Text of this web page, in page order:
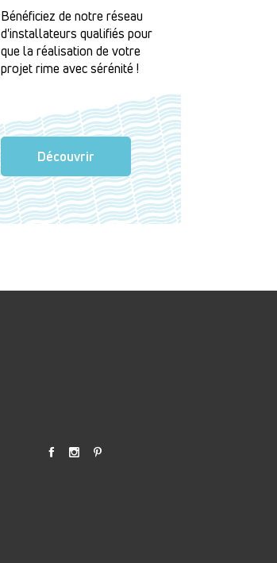
Bénéficiez de notre réseau
d'installateurs qualifiés pour
que la réalisation de votre
projet rime avec sérénité !
Découvrir